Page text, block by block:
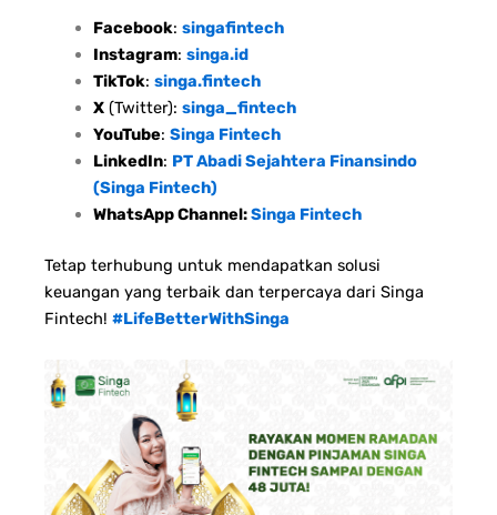
Facebook: singafintech
Instagram: singa.id
TikTok: singa.fintech
X(Twitter): singa_fintech
YouTube: Singa Fintech
LinkedIn: PT Abadi Sejahtera Finansindo
(Singa Fintech)
WhatsApp Channel:Singa Fintech
Tetap terhubung untuk mendapatkan solusi
keuangan yang terbaik dan terpercaya dari Singa
Fintech! #LifeBetterWithSinga